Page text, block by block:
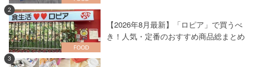
2
【2026年8月最新】「ロピア」で買うべ
き！人気・定番のおすすめ商品総まとめ
3